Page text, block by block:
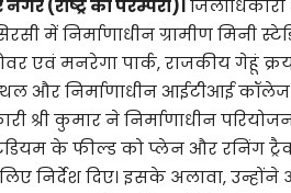
(राष्ट्र की परम्परा)।
में निर्माणाधीन ग्रामीण मिनी
एवं मनरेगा पार्क, राजकीय गेहूं
और निर्माणाधीन आईटीआई कॉलेज
श्री कुमार ने निर्माणाधीन
के फील्ड को प्लेन और रनिंग
निर्देश दिए। इसके अलावा,